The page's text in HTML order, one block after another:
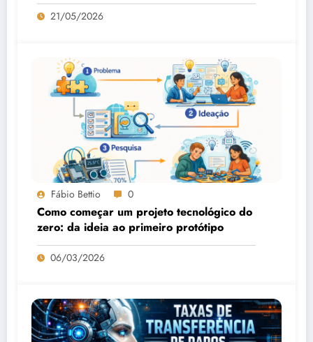
21/05/2026
Fábio Bettio 0
Como começar um projeto tecnológico do
zero: da ideia ao primeiro protótipo
06/03/2026